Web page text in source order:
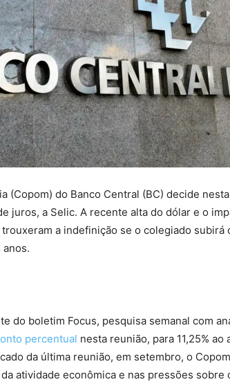
(Copom) do Banco Central (BC) decide
juros, a Selic. A recente alta do dólar e o
a indefinição se o colegiado subirá
anos.
do boletim Focus, pesquisa semanal com
percentual nesta reunião, para 11,25%
da última reunião, em setembro, o
atividade econômica e nas pressões sobre